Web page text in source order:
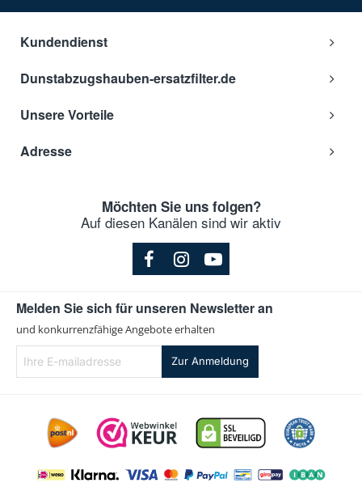
Kundendienst
Dunstabzugshauben-ersatzfilter.de
Unsere Vorteile
Adresse
Möchten Sie uns folgen?
Auf diesen Kanälen sind wir aktiv
Melden Sie sich für unseren Newsletter an
und konkurrenzfähige Angebote erhalten
E-
mailadresse
Zur Anmeldung